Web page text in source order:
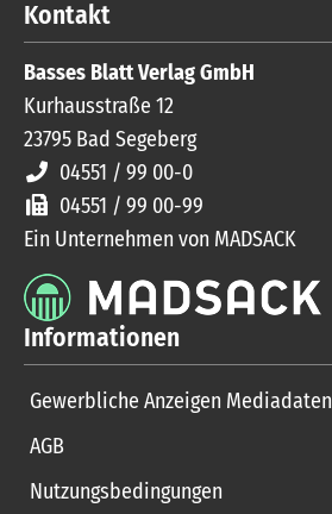
Kontakt
Basses Blatt Verlag GmbH
Kurhausstraße 12
23795 Bad Segeberg
04551 / 99 00-0
04551 / 99 00-99
Ein Unternehmen von MADSACK
Informationen
Gewerbliche Anzeigen Mediadaten
AGB
Nutzungsbedingungen